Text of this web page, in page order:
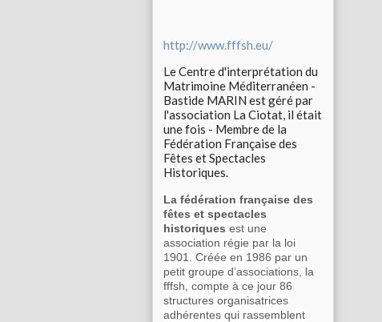
http://www.fffsh.eu/
Le Centre d'interprétation du
Matrimoine Méditerranéen -
Bastide MARIN est géré par
l'association La Ciotat, il était
une fois - Membre de la
Fédération Française des
Fêtes et Spectacles
Historiques.
La fédération française des
fêtes et spectacles
historiques est une
association régie par la loi
1901. Créée en 1986 par un
petit groupe d’associations, la
fffsh, compte à ce jour 86
structures organisatrices
adhérentes qui rassemblent